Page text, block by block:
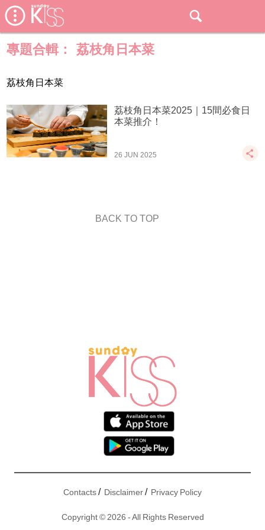
專題合輯： 荔枝角日本菜
荔枝角日本菜
荔枝角日本菜2025｜15間必食日
本菜推介！
26 JUN 2025
BACK TO TOP
Contacts/ Disclaimer/ Privacy Policy
Copyright © 2026 - All Rights Reserved